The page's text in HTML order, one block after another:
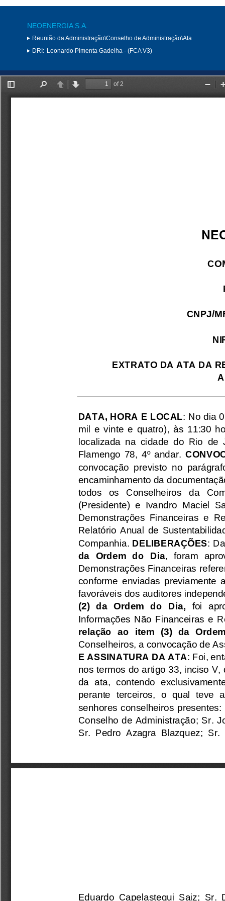
NEOENERGIA S.A.
Reunião da Administração\Conselho de Administração\Ata
DRI: Leonardo Pimenta Gadelha - (FCA V3)